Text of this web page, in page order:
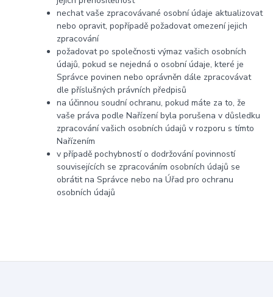
nechat vaše zpracovávané osobní údaje aktualizovat
nebo opravit, popřípadě požadovat omezení jejich
zpracování
požadovat po společnosti výmaz vašich osobních
údajů, pokud se nejedná o osobní údaje, které je
Správce povinen nebo oprávněn dále zpracovávat
dle příslušných právních předpisů
na účinnou soudní ochranu, pokud máte za to, že
vaše práva podle Nařízení byla porušena v důsledku
zpracování vašich osobních údajů v rozporu s tímto
Nařízením
v případě pochybností o dodržování povinností
souvisejících se zpracováním osobních údajů se
obrátit na Správce nebo na Úřad pro ochranu
osobních údajů